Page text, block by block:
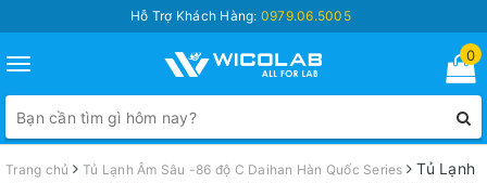
Hỗ Trợ Khách Hàng: 0979.06.5005
Toggle
navigation
0
Trang chủ Tủ Lạnh Âm Sâu -86 độ C Daihan Hàn Quốc Series
Tủ Lạnh